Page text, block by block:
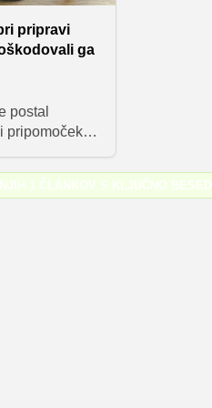
pripravi
ga
postal
pripomoček,
Mnogi pri
razpršilu,
1 ČLANKOV S KLJUČNO